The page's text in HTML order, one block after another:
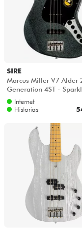
DJ
Sistemas de
Batería y
Violines y
Niños
Cables & Acces.
HiFi
SIRE
Marcus Miller V7 Alder
Generation 4ST -
Internet
Historias